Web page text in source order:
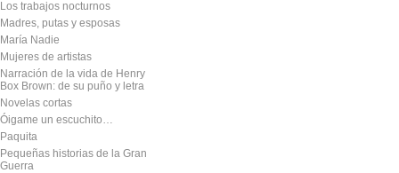
Los trabajos nocturnos
Madres, putas y esposas
María Nadie
Mujeres de artistas
Narración de la vida de Henry
Box Brown: de su puño y letra
Novelas cortas
Óigame un escuchito…
Paquita
Pequeñas historias de la Gran
Guerra